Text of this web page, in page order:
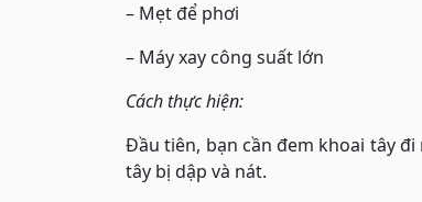
– Mẹt để phơi
– Máy xay công suất lớn
Cách thực hiện:
Đầu tiên, bạn cần đem khoai tây
tây bị dập và nát.